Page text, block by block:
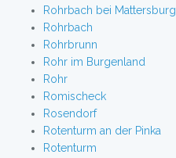
Rohrbach bei Mattersburg
Rohrbach
Rohrbrunn
Rohr im Burgenland
Rohr
Romischeck
Rosendorf
Rotenturm an der Pinka
Rotenturm